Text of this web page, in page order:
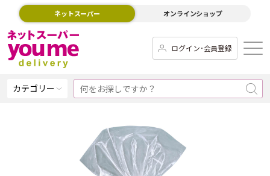
ネットスーパー オンラインショップ
ログイン･会員登録
カテゴリー